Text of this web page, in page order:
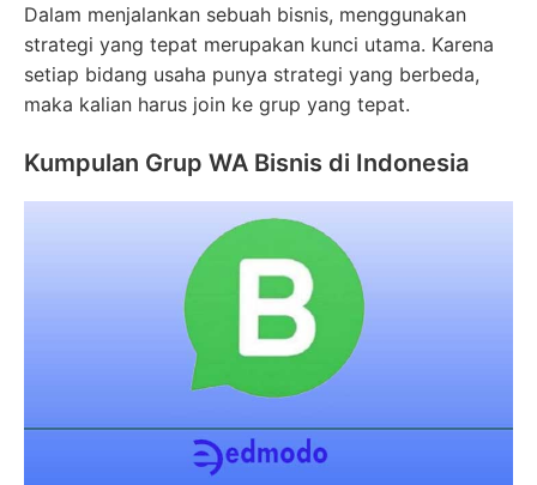
Dalam menjalankan sebuah bisnis, menggunakan
strategi yang tepat merupakan kunci utama. Karena
setiap bidang usaha punya strategi yang berbeda,
maka kalian harus join ke grup yang tepat.
Kumpulan Grup WA Bisnis di Indonesia